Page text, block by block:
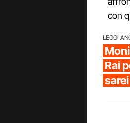
con
LEGGI
Rai